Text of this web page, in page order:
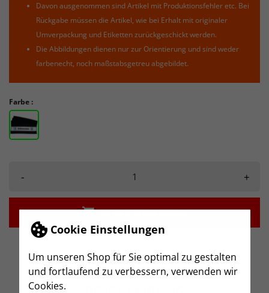
Cookie Einstellungen
Um unseren Shop für Sie optimal zu gestalten
und fortlaufend zu verbessern, verwenden wir
Cookies.
Davon ausgenommen sind Artikel mit Produktionsfehler etc. Bei
Rückgabe müssen die Artikel, wie bei Erhalt mit originaler
Umverpackung und Etiketten zurückgeschickt werden.
Die Abbildungen dienen nur zur Orientierung und sind weder
farbenecht, noch maßstabsgetreu abgebildet.
Farbe :
- +
 IN DEN WARENKORB